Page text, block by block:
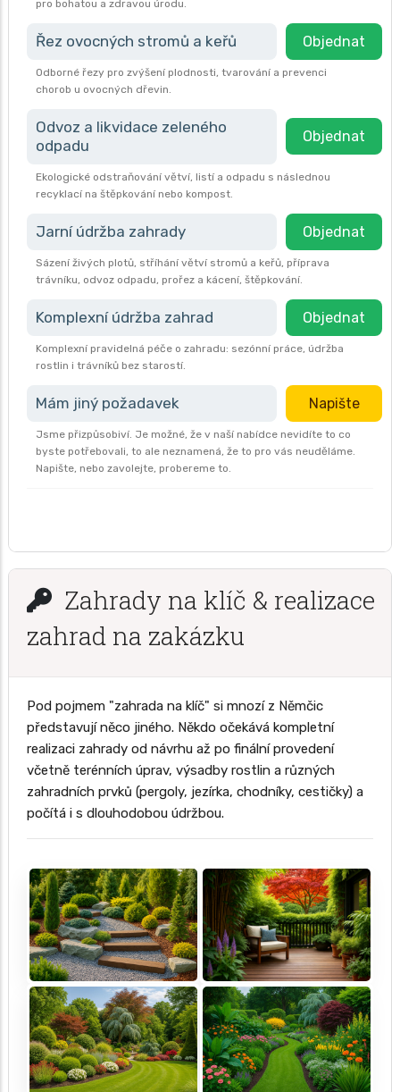
pro bohatou a zdravou úrodu.
Řez ovocných stromů a keřů Objednat
Odborné řezy pro zvýšení plodnosti, tvarování a prevenci
chorob u ovocných dřevin.
Odvoz a likvidace zeleného
odpadu
Objednat
Ekologické odstraňování větví, listí a odpadu s následnou
recyklací na štěpkování nebo kompost.
Jarní údržba zahrady Objednat
Sázení živých plotů, stříhání větví stromů a keřů, příprava
trávníku, odvoz odpadu, prořez a kácení, štěpkování.
Komplexní údržba zahrad Objednat
Komplexní pravidelná péče o zahradu: sezónní práce, údržba
rostlin i trávníků bez starostí.
Mám jiný požadavek Napište
Jsme přizpůsobiví. Je možné, že v naší nabídce nevidíte to co
byste potřebovali, to ale neznamená, že to pro vás neuděláme.
Napište, nebo zavolejte, probereme to.
Zahrady na klíč & realizace
zahrad na zakázku
Pod pojmem "zahrada na klíč" si mnozí z Němčic
představují něco jiného. Někdo očekává kompletní
realizaci zahrady od návrhu až po finální provedení
včetně terénních úprav, výsadby rostlin a různých
zahradních prvků (pergoly, jezírka, chodníky, cestičky) a
počítá i s dlouhodobou údržbou.